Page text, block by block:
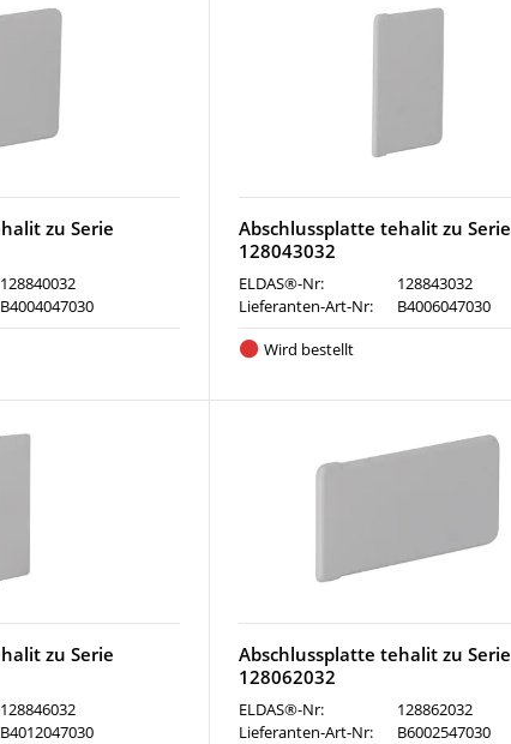
zu Serie
128840032
B4004047030
Abschlussplatte tehalit zu Serie
128043032
ELDAS®-Nr:
128843032
Lieferanten-Art-Nr:
B4006047030
Wird bestellt
zu Serie
128846032
B4012047030
Abschlussplatte tehalit zu Serie
128062032
ELDAS®-Nr:
128862032
Lieferanten-Art-Nr:
B6002547030